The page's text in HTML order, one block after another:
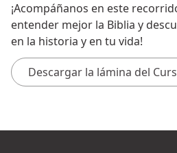
¡Acompáñanos en este
entender mejor la Biblia y
en la historia y en tu vida!
Descargar la lámina del